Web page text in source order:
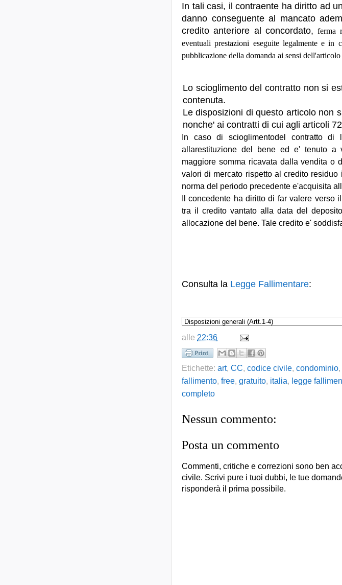
In tali casi, il contraente ha diritto ad
danno conseguente al mancato
credito anteriore al concordato,ferma
eventuali prestazioni eseguite legalmente e
pubblicazione della domanda ai sensi dell'articolo
Lo scioglimento del contratto non si
contenuta.
Le disposizioni di questo articolo non
nonche' ai contratti di cui agli articoli
In caso di scioglimentodel contratto di
allarestituzione del bene ed e' tenuto a
maggiore somma ricavata dalla vendita o
valori di mercato rispetto al credito
norma del periodo precedente e'acquisita
Il concedente ha diritto di far valere verso
tra il credito vantato alla data del
allocazione del bene. Tale credito e'
Consulta la Legge Fallimentare:
alle 22:36
Etichette: art, CC, codice civile, condominio,
fallimento, free, gratuito, italia, legge
completo
Nessun commento:
Posta un commento
Commenti, critiche e correzioni sono ben
civile. Scrivi pure i tuoi dubbi, le tue
risponderà il prima possibile.